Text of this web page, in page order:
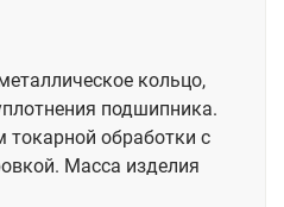
кольцо,
подшипника.
токарной обработки с
Масса изделия